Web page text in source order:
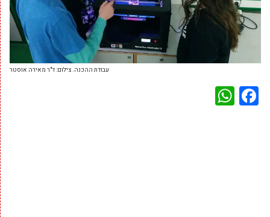
עבודת ההכנה. צילום: ד"ר מאירה אוסטר
Facebook